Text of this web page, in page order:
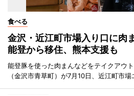
食べる
金沢・近江町市場入り口に肉
能登から移住、熊本支援も
能登豚を使った肉まんなどをテイクアウ
（金沢市青草町）が7月10日、近江町市場